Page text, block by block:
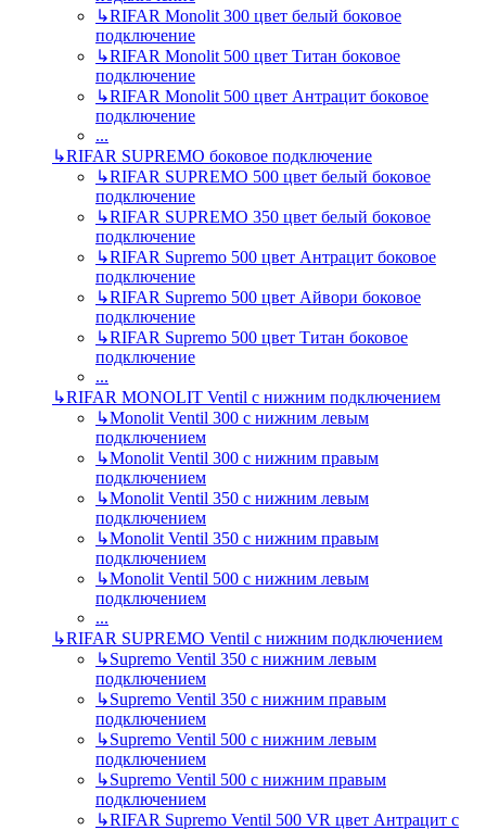
↳RIFAR Monolit 300 цвет белый боковое
подключение
↳RIFAR Monolit 500 цвет Титан боковое
подключение
↳RIFAR Monolit 500 цвет Антрацит боковое
подключение
...
↳RIFAR SUPREMO боковое подключение
↳RIFAR SUPREMO 500 цвет белый боковое
подключение
↳RIFAR SUPREMO 350 цвет белый боковое
подключение
↳RIFAR Supremo 500 цвет Антрацит боковое
подключение
↳RIFAR Supremo 500 цвет Айвори боковое
подключение
↳RIFAR Supremo 500 цвет Титан боковое
подключение
...
↳RIFAR MONOLIT Ventil с нижним подключением
↳Monolit Ventil 300 с нижним левым
подключением
↳Monolit Ventil 300 с нижним правым
подключением
↳Monolit Ventil 350 с нижним левым
подключением
↳Monolit Ventil 350 с нижним правым
подключением
↳Monolit Ventil 500 с нижним левым
подключением
...
↳RIFAR SUPREMO Ventil с нижним подключением
↳Supremo Ventil 350 с нижним левым
подключением
↳Supremo Ventil 350 с нижним правым
подключением
↳Supremo Ventil 500 с нижним левым
подключением
↳Supremo Ventil 500 с нижним правым
подключением
↳RIFAR Supremo Ventil 500 VR цвет Антрацит с